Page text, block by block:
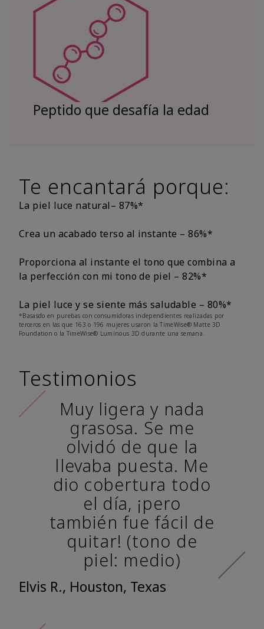
Peptido que desafía la edad
Te encantará porque:
La piel luce natural– 87%*
Crea un acabado terso al instante – 86%*
Proporciona al instante el tono que combina a
la perfección con mi tono de piel – 82%*
La piel luce y se siente más saludable – 80%*
*Basasdo en purebas con consumidoras independientes realizadas por
terceros en las que 163 o 196 mujeres usaron la TimeWise® Matte 3D
Foundation o la TimeWise® Luminous 3D durante una semana.
Testimonios
Muy ligera y nada
grasosa. Se me
olvidó de que la
llevaba puesta. Me
dio cobertura todo
el día, ¡pero
también fue fácil de
quitar! (tono de
piel: medio)
Elvis R., Houston, Texas